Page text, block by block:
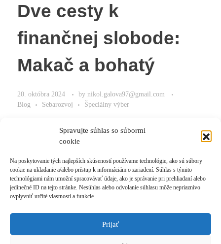
Spravujte súhlas so súbormi
cookie
Na poskytovanie tých najlepších skúseností používame technológie, ako sú súbory
cookie na ukladanie a/alebo prístup k informáciám o zariadení. Súhlas s týmito
technológiami nám umožní spracovávať údaje, ako je správanie pri prehliadaní alebo
jedinečné ID na tejto stránke. Nesúhlas alebo odvolanie súhlasu môže nepriaznivo
ovplyvniť určité vlastnosti a funkcie.
Prijať
Dve cesty k
finančnej slobode:
Makač a bohatý
20. októbra 2024 by nikol.galova97@gmail.com
Blog
Sebarozvoj Špeciálny výber
Makač a bohatý.
Read More